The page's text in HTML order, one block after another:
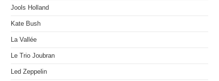
Jools Holland
Kate Bush
La Vallée
Le Trio Joubran
Led Zeppelin